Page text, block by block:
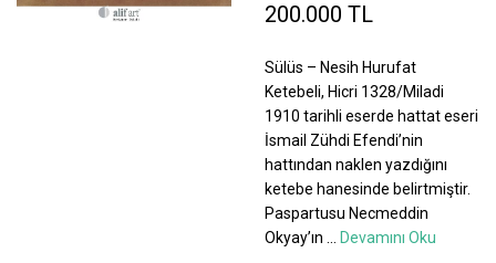
200.000 TL
Sülüs – Nesih Hurufat
Ketebeli, Hicri 1328/Miladi
1910 tarihli eserde hattat eseri
İsmail Zühdi Efendi’nin
hattından naklen yazdığını
ketebe hanesinde belirtmiştir.
Paspartusu Necmeddin
Okyay’ın
Devamını Oku